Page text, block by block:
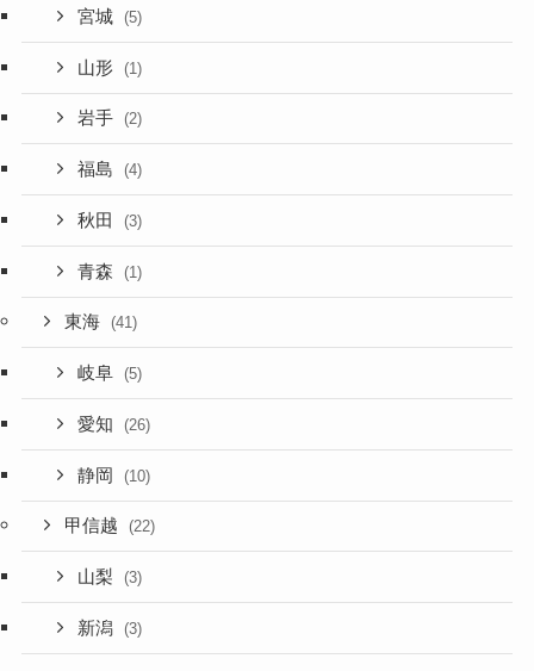
宮城 (5)
山形 (1)
岩手 (2)
福島 (4)
秋田 (3)
青森 (1)
東海 (41)
岐阜 (5)
愛知 (26)
静岡 (10)
甲信越 (22)
山梨 (3)
新潟 (3)